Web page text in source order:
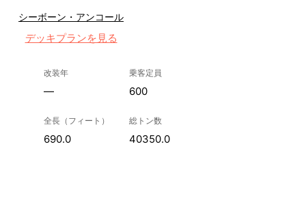
シーボーン・アンコール
デッキプランを見る
改装年
—
乗客定員
600
全長（フィート）
690.0
総トン数
40350.0